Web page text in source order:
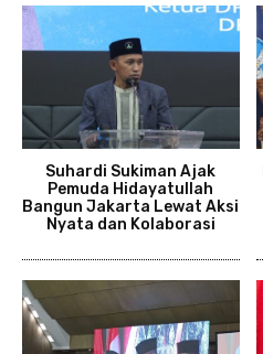
Suhardi Sukiman Ajak
Pemuda Hidayatullah
Bangun Jakarta Lewat Aksi
Nyata dan Kolaborasi